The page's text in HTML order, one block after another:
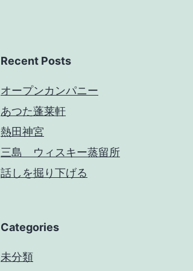
Recent Posts
オープンカンパニー
あつた蓬莱軒
熱田神宮
三島 ウィスキー蒸留所
話しを掘り下げる
Categories
未分類